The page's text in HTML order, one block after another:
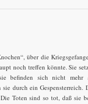
über die
noch treffen könnte. Sie
befinden sich nicht
durch ein Gespensterreich.
Toten sind so tot, daß sie